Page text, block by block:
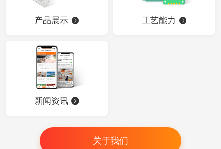
产品展示 工艺能力
新闻资讯
关于我们